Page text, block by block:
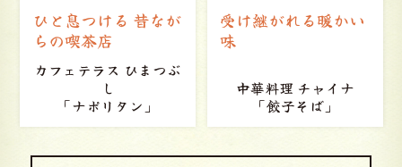
ひと息つける 昔なが
らの喫茶店
カフェテラス ひまつぶ
し
「ナポリタン」
受け継がれる暖かい
味
中華料理 チャイナ
「餃子そば」